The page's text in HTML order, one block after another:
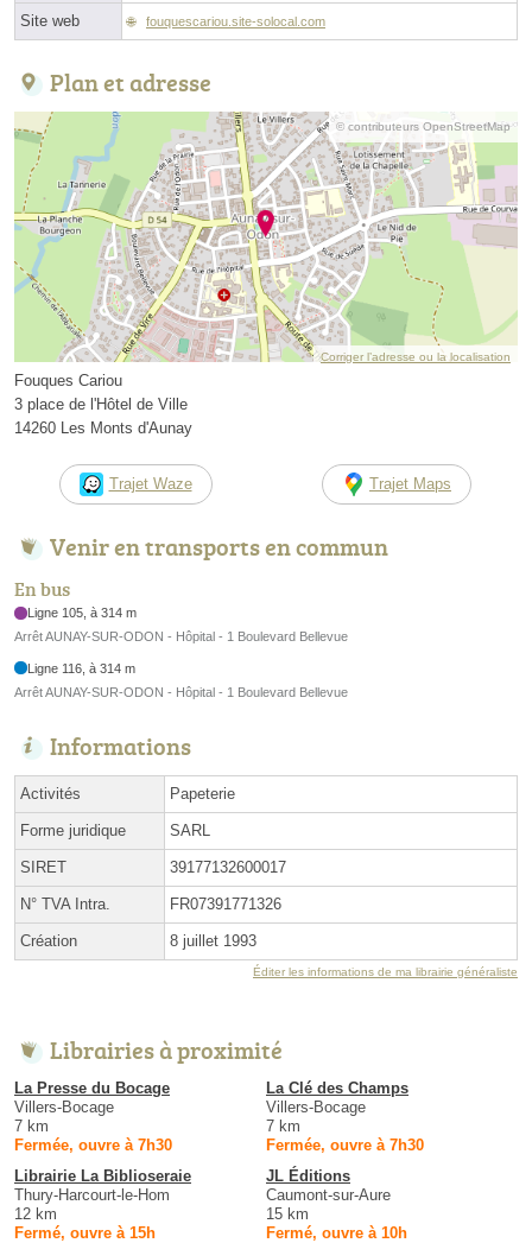
Site web fouquescariou.site-solocal.com
Plan et adresse
© contributeurs OpenStreetMap
Corriger l’adresse ou la localisation
Fouques Cariou
3 place de l'Hôtel de Ville
14260 Les Monts d'Aunay
Trajet Waze Trajet Maps
Venir en transports en commun
En bus
Ligne 105, à 314 m
Arrêt AUNAY-SUR-ODON - Hôpital - 1 Boulevard Bellevue
Ligne 116, à 314 m
Arrêt AUNAY-SUR-ODON - Hôpital - 1 Boulevard Bellevue
Informations
Activités Papeterie
Forme juridique SARL
SIRET 39177132600017
N° TVA Intra. FR07391771326
Création 8 juillet 1993
Éditer les informations de ma librairie généraliste
Librairies à proximité
La Presse du Bocage
Villers-Bocage
7 km
Fermée, ouvre à 7h30
La Clé des Champs
Villers-Bocage
7 km
Fermée, ouvre à 7h30
Librairie La Biblioseraie
Thury-Harcourt-le-Hom
12 km
Fermé, ouvre à 15h
JL Éditions
Caumont-sur-Aure
15 km
Fermé, ouvre à 10h